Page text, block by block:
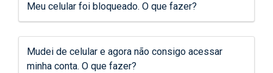
Meu celular foi bloqueado. O que fazer?
Mudei de celular e agora não consigo acessar
minha conta. O que fazer?